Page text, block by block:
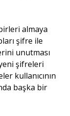
almaya
şifre ile
unutması
şifreleri
kullanıcının
başka bir